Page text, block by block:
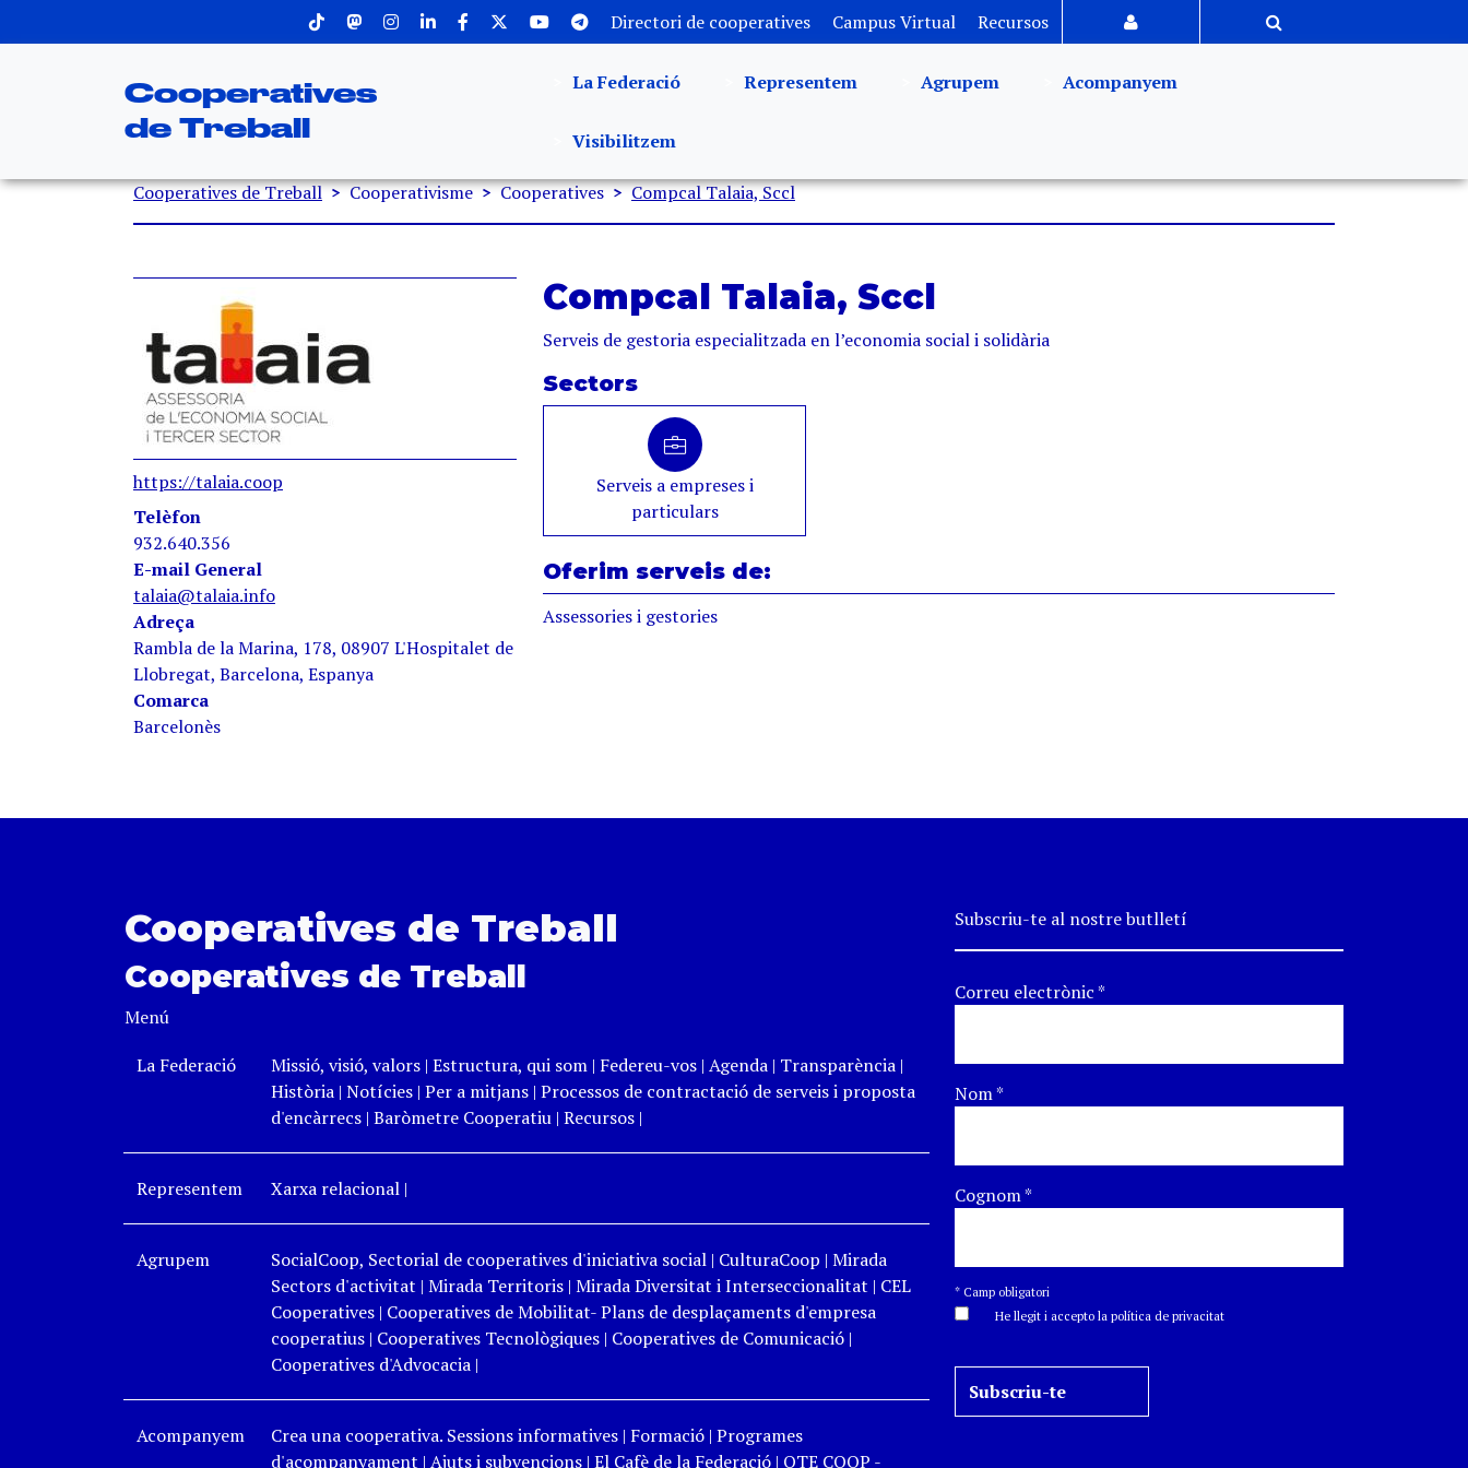
Menu superior Directori de cooperatives Campus Virtual Recursos
Cooperatives
de Treball
La Federació Representem Agrupem Acompanyem
Visibilitzem
Fil d'ariadna
Cooperatives de Treball Cooperativisme Cooperatives Compcal Talaia, Sccl
https://talaia.coop
Telèfon
932.640.356
E-mail General
talaia@talaia.info
Adreça
Rambla de la Marina, 178, 08907 L'Hospitalet de
Llobregat, Barcelona, Espanya
Comarca
Barcelonès
Compcal Talaia, Sccl
Serveis de gestoria especialitzada en l’economia social i solidària
Sectors
Serveis a empreses i
particulars
Oferim serveis de:
Assessories i gestories
Cooperatives de Treball
Cooperatives de Treball
Menú
La Federació
Missió, visió, valors| Estructura, qui som| Federeu-vos| Agenda | Transparència|
Història| Notícies | Per a mitjans| Processos de contractació de serveis i proposta
d'encàrrecs| Baròmetre Cooperatiu| Recursos|
Representem Xarxa relacional|
Agrupem SocialCoop, Sectorial de cooperatives d'iniciativa social| CulturaCoop | Mirada
Sectors d'activitat | Mirada Territoris| Mirada Diversitat i Interseccionalitat | CEL
Cooperatives| Cooperatives de Mobilitat- Plans de desplaçaments d'empresa
cooperatius| Cooperatives Tecnològiques| Cooperatives de Comunicació|
Cooperatives d'Advocacia|
Acompanyem Crea una cooperativa. Sessions informatives| Formació| Programes
d'acompanyament | Ajuts i subvencions| El Cafè de la Federació| OTE COOP -
Subscriu-te al nostre butlletí
Correu electrònic*
Nom*
Cognom*
* Camp obligatori
He llegit i accepto la política de privacitat